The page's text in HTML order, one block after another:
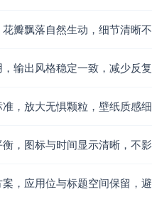
瓣飘落自然生动，细节清晰
输出风格稳定一致，减少反
，放大无惧颗粒，壁纸质感
，图标与时间显示清晰，不
，应用位与标题空间保留，